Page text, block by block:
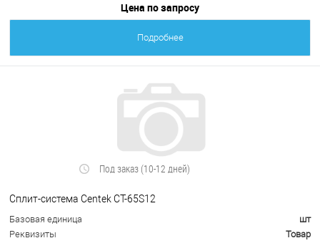
Цена по запросу
Подробнее
Под заказ (10-12 дней)
Сплит-система Centek CT-65S12
Базовая единица
шт
Реквизиты
Товар